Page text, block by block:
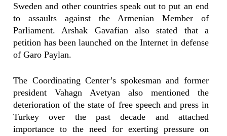
Sweden and other countries speak out to put an end
to assaults against the Armenian Member of
Parliament. Arshak Gavafian also stated that a
petition has been launched on the Internet in defense
of Garo Paylan.
The Coordinating Center’s spokesman and former
president Vahagn Avetyan also mentioned the
deterioration of the state of free speech and press in
Turkey over the past decade and attached
importance to the need for exerting pressure on